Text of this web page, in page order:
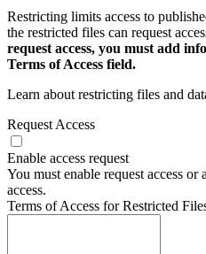
Restricting limits access to
the restricted files can request
request access, you must add
Terms of Access field.
Learn about restricting files and
Request Access
Enable access request
You must enable request access
access.
Terms of Access for Restricted